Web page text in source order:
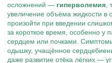
осложнений — гиперволемия
увеличение объёма жидкости в
произойти при введении
за короткое время, особенно у
сердцем или почками.
одышку, учащённое
даже развитие отёка лёгких —